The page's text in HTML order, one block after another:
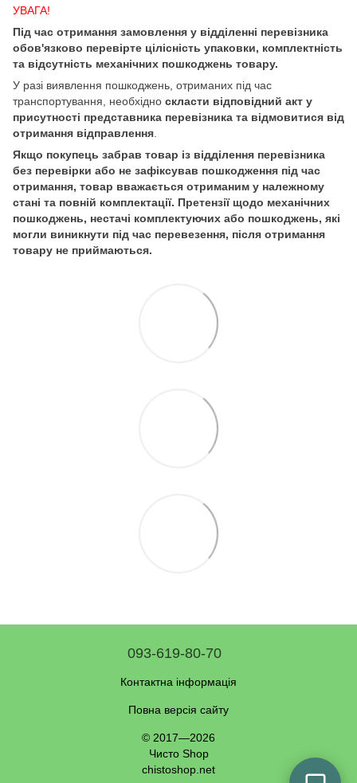
УВАГА!
Під час отримання замовлення у відділенні перевізника
обов'язково перевірте цілісність упаковки, комплектність
та відсутність механічних пошкоджень товару.
У разі виявлення пошкоджень, отриманих під час
транспортування, необхідно скласти відповідний акт у
присутності представника перевізника та відмовитися від
отримання відправлення
Якщо покупець забрав товар із відділення перевізника
без перевірки або не зафіксував пошкодження під час
отримання, товар вважається отриманим у належному
стані та повній комплектації. Претензії щодо механічних
пошкоджень, нестачі комплектуючих або пошкоджень, які
могли виникнути під час перевезення, після отримання
товару не приймаються.
093-619-80-70
Контактна інформація
Повна версія сайту
© 2017—2026
Чисто Shop
chistoshop.net